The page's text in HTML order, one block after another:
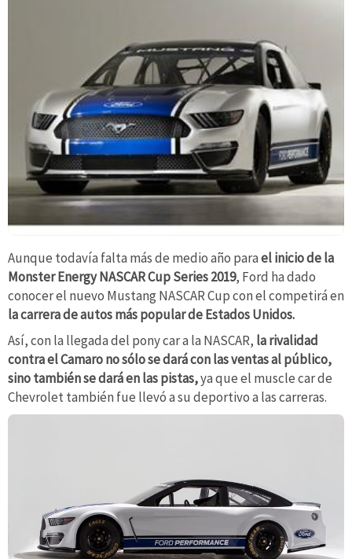
Aunque todavía falta más de medio año parael inicio de la
Monster Energy NASCAR Cup Series 2019, Ford ha dado
conocer el nuevo Mustang NASCAR Cup con el competirá en
la carrera de autos más popular de Estados Unidos.
Así, con la llegada del pony car a la NASCAR, la rivalidad
contra el Camaro no sólo se dará con las ventas al público,
sino también se dará en las pistas,ya que el muscle car de
Chevrolet también fue llevó a su deportivo a las carreras.